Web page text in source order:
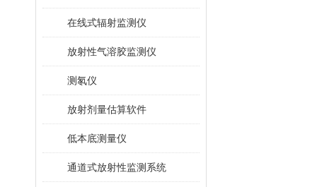
在线式辐射监测仪
放射性气溶胶监测仪
测氡仪
放射剂量估算软件
低本底测量仪
通道式放射性监测系统